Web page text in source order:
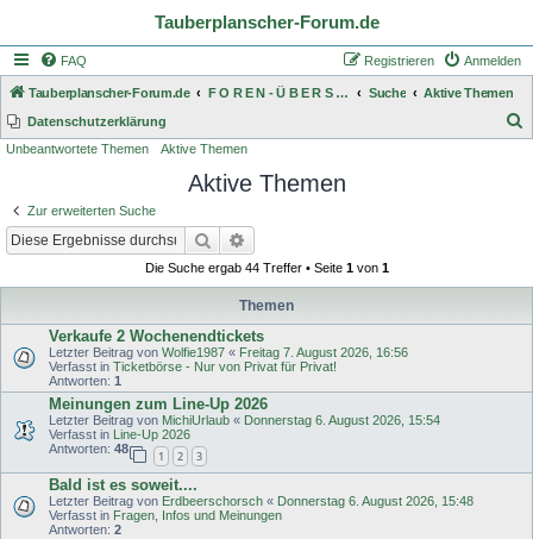
Tauberplanscher-Forum.de
FAQ Anmelden
Registrieren
Tauberplanscher-Forum.de F O R E N - Ü B E R S I C H T Suche
Aktive Themen
Datenschutzerklärung
Unbeantwortete Themen Aktive Themen
Aktive Themen
Zur erweiterten Suche
Suche
Die Suche ergab 44 Treffer • Seite 1von 1
Themen
Verkaufe 2 Wochenendtickets
Letzter Beitrag von Wolfie1987 « Freitag 7. August 2026, 16:56
Verfasst in Ticketbörse - Nur von Privat für Privat!
Antworten: 1
Meinungen zum Line-Up 2026
Letzter Beitrag von MichiUrlaub « Donnerstag 6. August 2026, 15:54
Verfasst in Line-Up 2026
Antworten: 48
1 2 3
Bald ist es soweit....
Letzter Beitrag von Erdbeerschorsch « Donnerstag 6. August 2026, 15:48
Verfasst in Fragen, Infos und Meinungen
Antworten: 2